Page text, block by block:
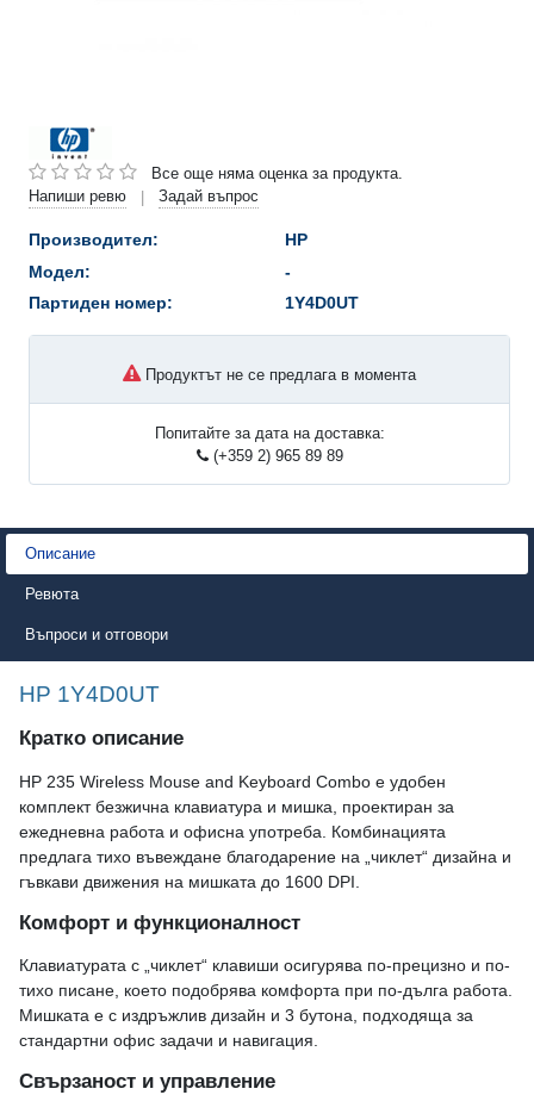
Все още няма оценка за продукта.
Напиши ревю
| Задай въпрос
Производител:
HP
Модел:
-
Партиден номер:
1Y4D0UT
Продуктът не се предлага в момента
Попитайте за дата на доставка:
(+359 2) 965 89 89
Описание
Ревюта
Въпроси и отговори
HP 1Y4D0UT
Кратко описание
HP 235 Wireless Mouse and Keyboard Combo е удобен
комплект безжична клавиатура и мишка, проектиран за
ежедневна работа и офисна употреба. Комбинацията
предлага тихо въвеждане благодарение на „чиклет“ дизайна и
гъвкави движения на мишката до 1600 DPI.
Комфорт и функционалност
Клавиатурата с „чиклет“ клавиши осигурява по-прецизно и по-
тихо писане, което подобрява комфорта при по-дълга работа.
Мишката е с издръжлив дизайн и 3 бутона, подходяща за
стандартни офис задачи и навигация.
Свързаност и управление